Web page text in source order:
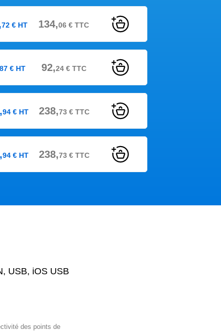
72 € HT 134,06 € TTC
87 € HT 92,24 € TTC
94€HT 238,73€TTC
94€HT 238,73€TTC
USB, iOS USB
des points de